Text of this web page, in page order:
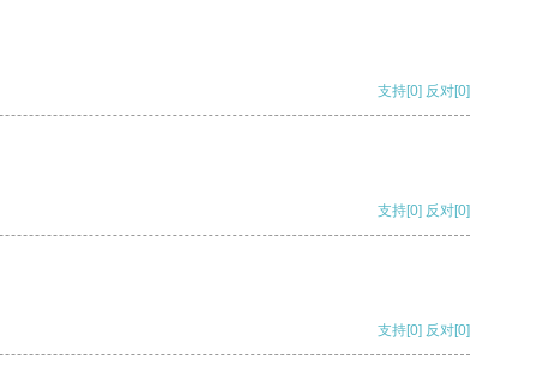
支持[0] 反对[0]
支持[0] 反对[0]
支持[0] 反对[0]